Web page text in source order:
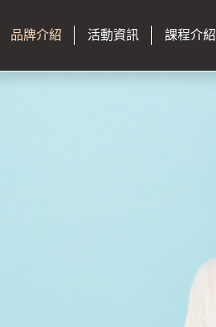
品牌介紹 活動資訊 課程介紹